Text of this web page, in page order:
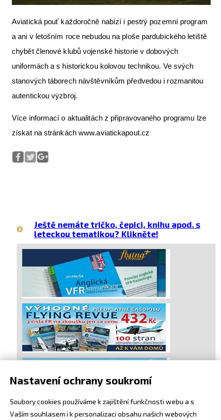
Aviatická pouť každoročně nabízí i pestrý pozemní program
a ani v letošním roce nebudou na ploše pardubického letiště
chybět členové klubů vojenské historie v dobových
uniformách a s historickou kolovou technikou. Ve svých
stanových táborech návštěvníkům předvedou i rozmanitou
autentickou výzbroj.
Více informací o aktualitách z připravovaného programu lze
získat na stránkách www.aviatickapout.cz
Ještě nemáte tričko, čepici, knihu apod. s
leteckou tematikou? Klikněte!
Nastavení ochrany soukromí
Soubory cookies používáme k zajištění funkčnosti webu a s
Vaším souhlasem i k personalizaci obsahu našich webových